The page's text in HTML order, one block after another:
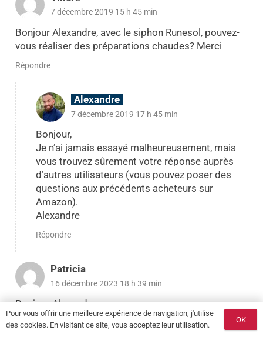
7 décembre 2019 15 h 45 min
Bonjour Alexandre, avec le siphon Runesol, pouvez-
vous réaliser des préparations chaudes? Merci
Répondre
Alexandre
7 décembre 2019 17 h 45 min
Bonjour,
Je n’ai jamais essayé malheureusement, mais
vous trouvez sûrement votre réponse auprès
d’autres utilisateurs (vous pouvez poser des
questions aux précédents acheteurs sur
Amazon).
Alexandre
Répondre
Patricia
16 décembre 2023 18 h 39 min
Bonjour Alexandre
Il y a un modèle chez rune sol qui est en inox et
plastique , qu’en pensez vous ?
Pour vous offrir une meilleure expérience de navigation, j'utilise
des cookies. En visitant ce site, vous acceptez leur utilisation.
OK